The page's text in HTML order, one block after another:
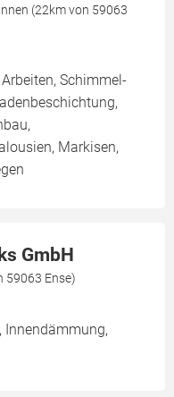
(22km von 59063
Schimmel-
Markisen,
GmbH
59063 Ense)
Innendämmung,